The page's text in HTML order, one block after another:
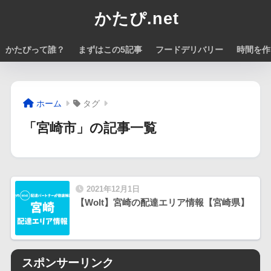
かたぴ.net
かたぴって誰？ まずはこの5記事 フードデリバリー 時間を
ホーム タグ
「宮崎市」の記事一覧
2021年12月1日
【Wolt】宮崎の配達エリア情報【宮崎県】
スポンサーリンク